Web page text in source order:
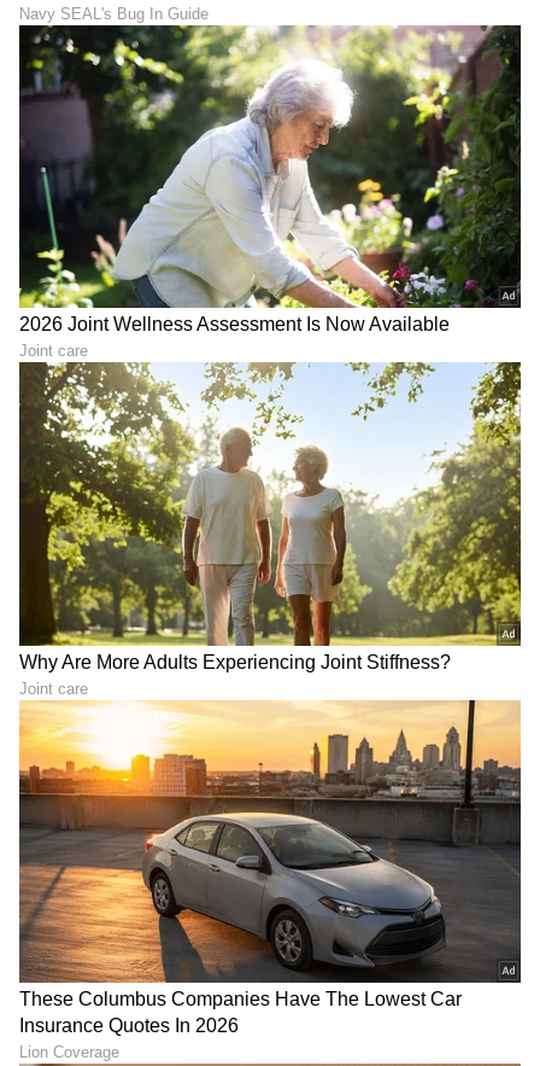
ABOUT THE AUTHOR
SN
Santosh Naik
ನಾನು ಏಷ್ಯಾನೆಟ್ ಸುವರ್ಣ ನ್ಯೂಸ್.ಕಾಂನಲ್ಲಿ ಮುಖ್ಯ
ಉಪಸಂಪಾದಕ. ಉತ್ತರ ಕನ್ನಡ ಜಿಲ್ಲೆಯ ಭಟ್ಕಳದವನು. 13
ವರ್ಷಗಳಿಂದಲೂ ಮಾಧ್ಯಮದಲ್ಲಿದ್ದೇನೆ. ಉಜಿರೆಯ ಎಸ್‌ಡಿಎಂ
ಕಾಲೇಜಿನಲ್ಲಿ ಪತ್ರಿಕೋದ್ಯಮ ಪದವಿ. ಹೊಸದಿಗಂತದ ಮೂಲಕ
ಮಾಧ್ಯಮ ಜಗತ್ತಿಗೆ ಕಾಲಿಟ್ಟವನು. ಕ್ರೀಡಾ ವರದಿಯಲ್ಲಿ ಹೆಚ್ಚು ಆಸಕ್ತಿ.
ಆದರೆ, ಡಿಜಿಟಲ್ ಮಾಧ್ಯಮ ಎಲ್ಲ ವಿಷಯದಲ್ಲೂ ಪಳಗಿಸಿದೆ.
ವಿಜಯವಾಣಿ, ಸ್ಟಾರ್‌ ಸ್ಪೋರ್ಟ್ಸ್‌ನಲ್ಲಿ ಕೆಲಸ ಮಾಡಿದ್ದೇನೆ. ಓದು,
ಪ್ರವಾಸ ನೆಚ್ಚಿನ ಹವ್ಯಾಸ
ಬ್ಯಾಂಕ್ ವ್ಯವಹಾರ ವ್ಯಾಪಾರ ಸುದ್ದಿ ನಿರ್ಮಲಾ ಸೀತಾರಾಮನ್ ಕೇಂದ್ರ ಸರ್ಕಾರ
ವ್ಯವಹಾರ (business ideas in kannada) ,
ಬ್ಯಾಂಕಿಂಗ್ (Banking News), ಹಣಕಾಸು, ಭಾರತೀಯ
ಆರ್ಥಿಕತೆ, ಜಾಗತಿಕ ಮಾರುಕಟ್ಟೆ,ಷೇರು ಮಾರುಕಟ್ಟೆ,
ಹೂಡಿಕೆ ಸೇರಿದಂತೆ ಇನ್ನಿತರ ಮತ್ತು ಇತ್ತೀಚಿನ ಹಣಕಾಸಿನ
ಸುದ್ದಿಗಳನ್ನು ಏಷ್ಯಾನೆಟ್ ಸುವರ್ಣ ನ್ಯೂಸ್‌ನಲ್ಲಿ ಓದಿರಿ.